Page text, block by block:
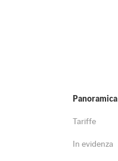
Panoramica
Tariffe
In evidenza